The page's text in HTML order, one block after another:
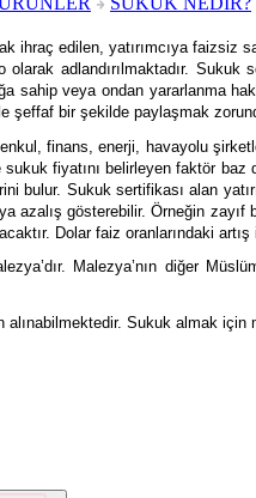
ihraç edilen, yatırımcıya
adlandırılmaktadır.
sahip veya ondan yararlanma
şeffaf bir şekilde paylaşmak
finans, enerji, havayolu
fiyatını belirleyen faktör
bulur. Sukuk sertifikası alan
azalış gösterebilir. Örneğin
Dolar faiz oranlarındaki
Malezya’nın diğer
Sukuk almak